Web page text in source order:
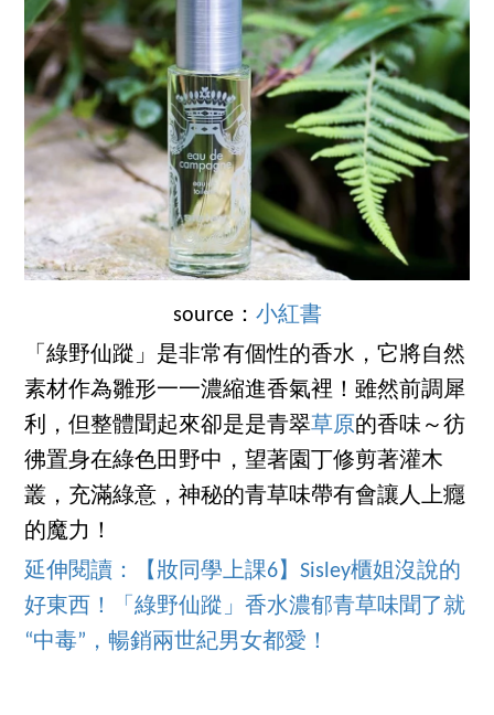
source： 小紅書
「綠野仙蹤」是非常有個性的香水，它將自然
素材作為雛形一一濃縮進香氣裡！雖然前調犀
利，但整體聞起來卻是是青翠草原的香味～彷
彿置身在綠色田野中，望著園丁修剪著灌木
叢，充滿綠意，神秘的青草味帶有會讓人上癮
的魔力！
延伸閱讀：【妝同學上課6】Sisley櫃姐沒說的
好東西！「綠野仙蹤」香水濃郁青草味聞了就
“中毒”，暢銷兩世紀男女都愛！